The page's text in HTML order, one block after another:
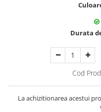
Durata
Cod
La achizitionarea acestui